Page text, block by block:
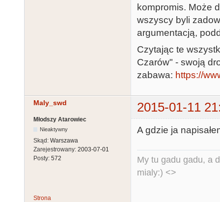
kompromis. Może
wszyscy byli
argumentacją,
Czytając te
Czarów" - swoją
zabawa: https://
Maly_swd 2015-01-11
Młodszy Atarowiec
Nieaktywny
Skąd: Warszawa
Zarejestrowany: 2003-07-01
Posty: 572
A gdzie ja
My tu gadu gadu, a
mialy:) <>
Strona